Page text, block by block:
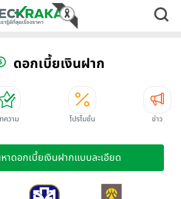
ดอกเบี้ยเงินฝาก
ความ โปรโมชั่น ข่าว
าดอกเบี้ยเงินฝากแบบละเอียด